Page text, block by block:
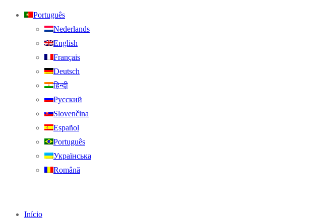
Português
Nederlands
English
Français
Deutsch
हिन्दी
Русский
Slovenčina
Español
Português
Українська
Română
Início